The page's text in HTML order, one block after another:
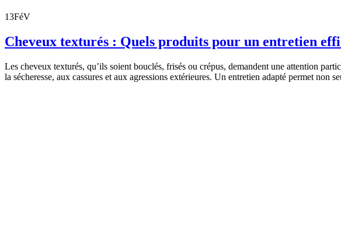
13FéV
Cheveux texturés : Quels produits pour un entretien
Les cheveux texturés, qu’ils soient bouclés, frisés ou crépus, demandent une attention
la sécheresse, aux cassures et aux agressions extérieures. Un entretien adapté permet